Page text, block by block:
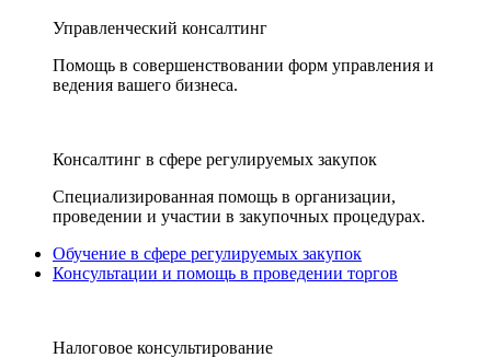
Управленческий консалтинг
Помощь в совершенствовании форм управления и
ведения вашего бизнеса.
Консалтинг в сфере регулируемых закупок
Специализированная помощь в организации,
проведении и участии в закупочных процедурах.
Обучение в сфере регулируемых закупок
Консультации и помощь в проведении торгов
Налоговое консультирование